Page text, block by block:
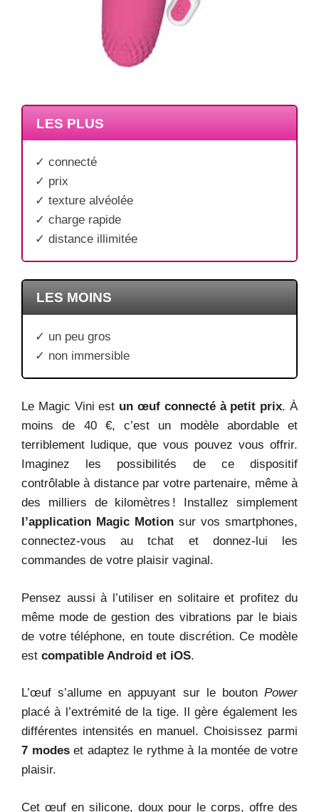
LES PLUS
✓ connecté
✓ prix
✓ texture alvéolée
✓ charge rapide
✓ distance illimitée
LES MOINS
✓ un peu gros
✓ non immersible
Le Magic Vini est un œuf connecté à petit prix. À
moins de 40 €, c’est un modèle abordable et
terriblement ludique, que vous pouvez vous offrir.
Imaginez les possibilités de ce dispositif
contrôlable à distance par votre partenaire, même à
des milliers de kilomètres ! Installez simplement
l’application Magic Motion sur vos smartphones,
connectez-vous au tchat et donnez-lui les
commandes de votre plaisir vaginal.
Pensez aussi à l’utiliser en solitaire et profitez du
même mode de gestion des vibrations par le biais
de votre téléphone, en toute discrétion. Ce modèle
est compatible Android et iOS.
L’œuf s’allume en appuyant sur le bouton Power
placé à l’extrémité de la tige. Il gère également les
différentes intensités en manuel. Choisissez parmi
7 modeset adaptez le rythme à la montée de votre
plaisir.
Cet œuf en silicone, doux pour le corps, offre des